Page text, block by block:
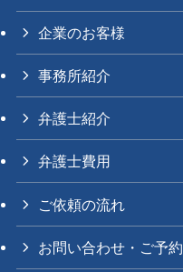
企業のお客様
事務所紹介
弁護士紹介
弁護士費用
ご依頼の流れ
お問い合わせ・ご予約